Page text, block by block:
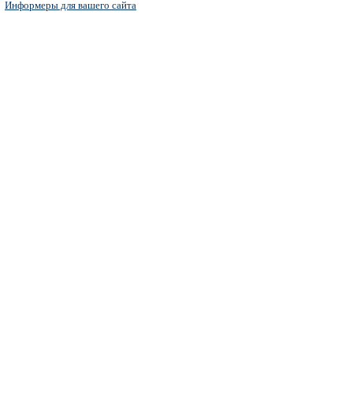
Информеры для вашего сайта